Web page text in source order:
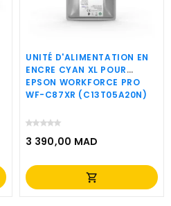
UNITÉ D'ALIMENTATION EN
ENCRE CYAN XL POUR
EPSON WORKFORCE PRO
WF-C87XR (C13T05A20N)
3 390,00 MAD
Prix
shopping_cart